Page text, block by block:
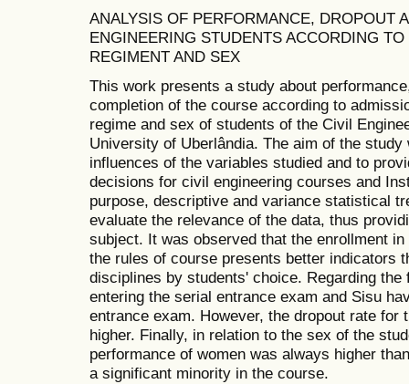
ANALYSIS OF PERFORMANCE, DROPOUT
ENGINEERING STUDENTS ACCORDING
REGIMENT AND SEX
This work presents a study about
completion of the course according to
regime and sex of students of the Civil
University of Uberlândia. The aim of the
influences of the variables studied and to
decisions for civil engineering courses and
purpose, descriptive and variance statistical
evaluate the relevance of the data, thus
subject. It was observed that the enrollment
the rules of course presents better indicators
disciplines by students' choice. Regarding
entering the serial entrance exam and Sisu
entrance exam. However, the dropout rate
higher. Finally, in relation to the sex of the
performance of women was always higher
a significant minority in the course.